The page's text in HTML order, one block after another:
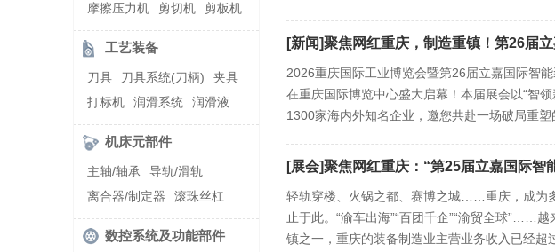
平面磨床
外圆磨床
内圆磨床
龙门磨床
滚齿机\铣齿机
刨床
带锯床
车削加工中心
立式加工中心
卧式加工中心
龙门加工中心
激光快速成型
组合机床
螺纹加工机床
摩擦压力机
剪切机
剪板机
自动锻压机
折弯机
弯管机
快速成型机
工艺装备
刀具 刀具系统(刀柄)
夹具
打标机
润滑系统
润滑液
切削液
刃磨机
机床元部件
主轴/轴承
导轨/滑轨
离合器/制定器
滚珠丝杠
齿轮/减速器
数控系统及功能部件
[新闻]聚焦网红重庆，制造重镇！第26届
2026重庆国际工业博览会暨第26届立嘉国际智
在重庆国际博览中心盛大启幕！本届展会以“智
1300家海内外知名企业，邀您共赴一场破局重塑
[展会]聚焦网红重庆：“第25届立嘉国际智
轻轨穿楼、火锅之都、赛博之城……重庆，成为
止于此。“渝车出海”“百团千企”“渝贸全球”……
镇之一，重庆的装备制造业主营业务收入已经